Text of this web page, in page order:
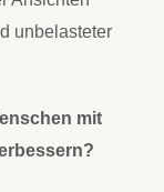
unbelasteter
mit